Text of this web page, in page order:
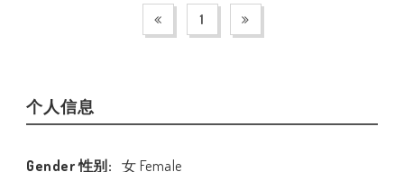
1
个人信息
Gender 性别: 女 Female